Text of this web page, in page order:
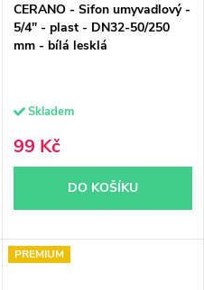
CERANO - Sifon umyvadlový -
5/4" - plast - DN32-50/250
mm - bílá lesklá
Skladem
99 Kč
DO KOŠÍKU
PREMIUM